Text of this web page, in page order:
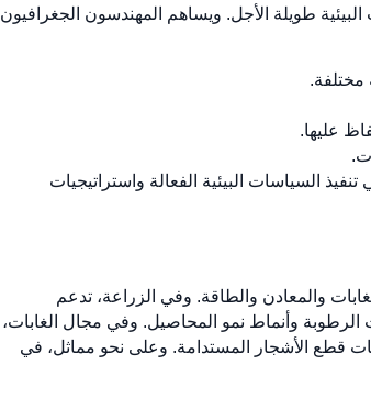
البيئية طويلة الأجل. ويساهم المهندسون الجغرافيون
مختلفة.
عليها.
السياسات البيئية الفعالة واستراتيجيات
والمعادن والطاقة. وفي الزراعة، تدعم
الرطوبة وأنماط نمو المحاصيل. وفي مجال الغابات،
قطع الأشجار المستدامة. وعلى نحو مماثل، في